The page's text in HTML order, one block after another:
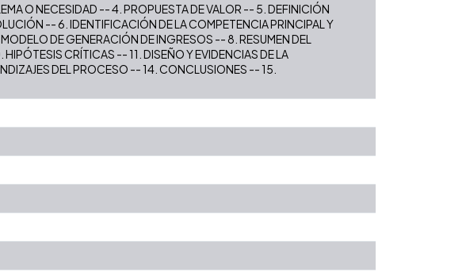
O NECESIDAD -- 4. PROPUESTA DE VALOR -- 5. DEFINICIÓN
-- 6. IDENTIFICACIÓN DE LA COMPETENCIA PRINCIPAL Y
DE GENERACIÓN DE INGRESOS -- 8. RESUMEN DEL
CRÍTICAS -- 11. DISEÑO Y EVIDENCIAS DE LA
DEL PROCESO -- 14. CONCLUSIONES -- 15.